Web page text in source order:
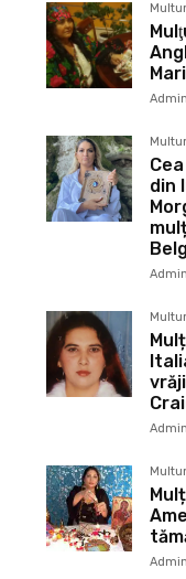
Admin
din
Admin
Admin
Admin